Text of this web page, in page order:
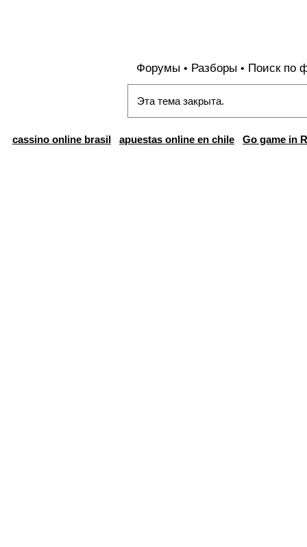
Форумы • Разборы • Поиск по
Эта тема закрыта.
cassino online brasil apuestas online en chile Go game in